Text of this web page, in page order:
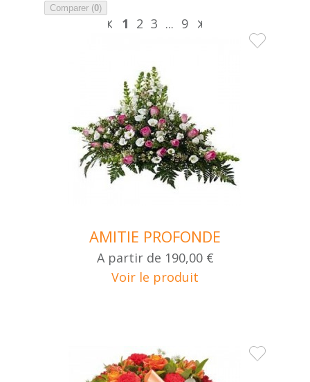
Comparer (0)
1 2 3 ... 9
AMITIE PROFONDE
A partir de 190,00 €
Voir le produit